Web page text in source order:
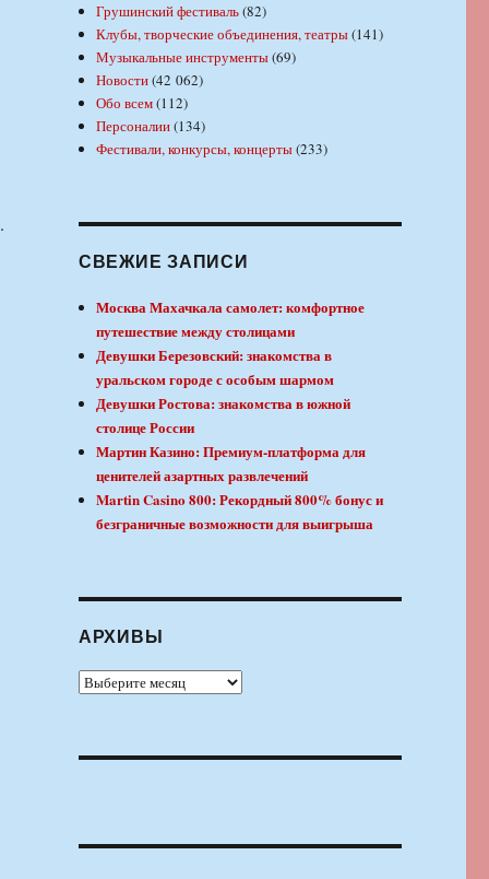
Грушинский фестиваль(82)
Клубы, творческие объединения, театры(141)
Музыкальные инструменты(69)
Новости(42 062)
Обо всем(112)
Персоналии(134)
Фестивали, конкурсы, концерты(233)
СВЕЖИЕ ЗАПИСИ
Москва Махачкала самолет: комфортное
путешествие между столицами
Девушки Березовский: знакомства в
уральском городе с особым шармом
Девушки Ростова: знакомства в южной
столице России
Мартин Казино: Премиум-платформа для
ценителей азартных развлечений
Martin Casino 800: Рекордный 800% бонус и
безграничные возможности для выигрыша
АРХИВЫ
Архивы